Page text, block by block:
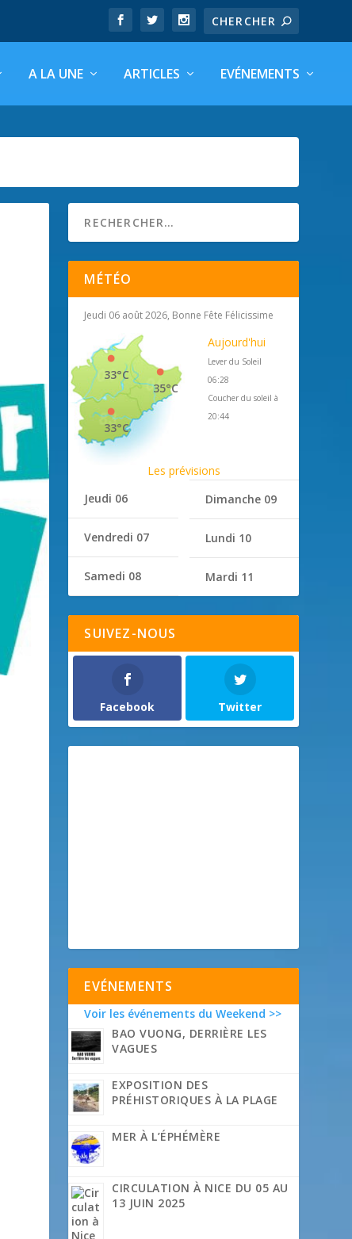
A LA UNE ARTICLES EVÉNEMENTS
MÉTÉO
Jeudi 06 août 2026, Bonne Fête Félicissime
35°C
33°C
33°C
Aujourd'hui
Lever du Soleil
06:28
Coucher du soleil à
20:44
Les prévisions
Jeudi 06
Vendredi 07
Samedi 08
Dimanche 09
Lundi 10
Mardi 11
SUIVEZ-NOUS
Facebook Twitter
EVÉNEMENTS
Voir les événements du Weekend >>
BAO VUONG, DERRIÈRE LES
VAGUES
EXPOSITION DES
PRÉHISTORIQUES À LA PLAGE
MER À L’ÉPHÉMÈRE
CIRCULATION À NICE DU 05 AU
13 JUIN 2025